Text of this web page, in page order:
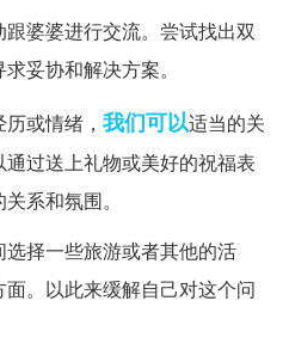
婆婆进行交流。尝试找出双
妥协和解决方案。
或情绪， 我们可以适当的关
过送上礼物或美好的祝福表
系和氛围。
择一些旅游或者其他的活
。以此来缓解自己对这个问